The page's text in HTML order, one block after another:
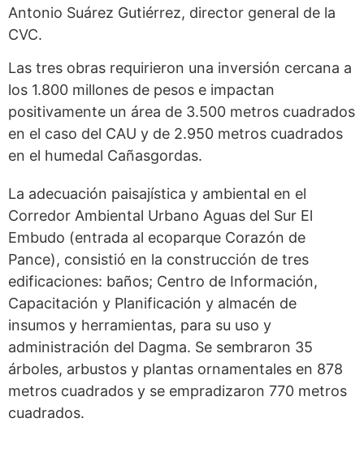
Antonio Suárez Gutiérrez, director general de la
CVC.
Las tres obras requirieron una inversión cercana a
los 1.800 millones de pesos e impactan
positivamente un área de 3.500 metros cuadrados
en el caso del CAU y de 2.950 metros cuadrados
en el humedal Cañasgordas.
La adecuación paisajística y ambiental en el
Corredor Ambiental Urbano Aguas del Sur El
Embudo (entrada al ecoparque Corazón de
Pance), consistió en la construcción de tres
edificaciones: baños; Centro de Información,
Capacitación y Planificación y almacén de
insumos y herramientas, para su uso y
administración del Dagma. Se sembraron 35
árboles, arbustos y plantas ornamentales en 878
metros cuadrados y se empradizaron 770 metros
cuadrados.